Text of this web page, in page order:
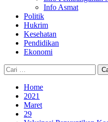
Info Asmat
Politik
Hukrim
Kesehatan
Pendidikan
Ekonomi
Cari
untuk:
Home
2021
Maret
29